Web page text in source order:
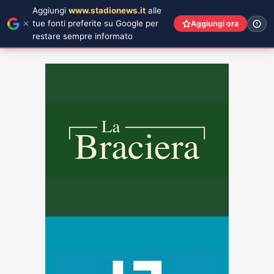
Aggiungi www.stadionews.it alle
tue fonti preferite su Google per
restare sempre informato
Aggiungi ora